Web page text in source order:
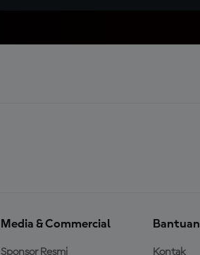
Media & Commercial
Sponsor Resmi
Bantuan
Kontak